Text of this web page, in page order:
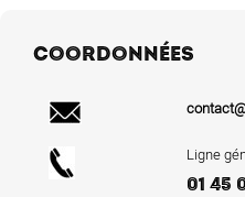
COORDONNÉES
Ligne
01 45